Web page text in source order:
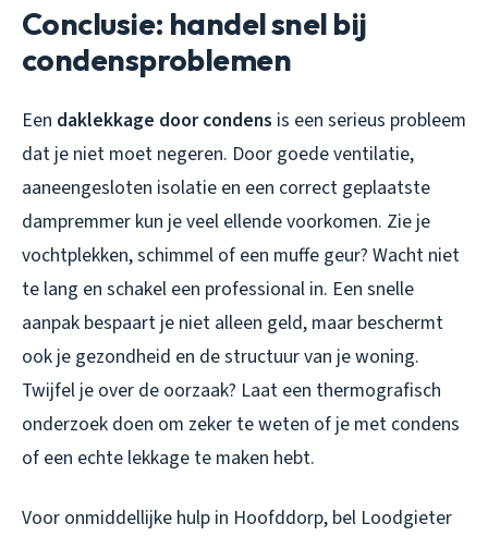
Conclusie: handel snel bij
condensproblemen
Een daklekkage door condens is een serieus probleem
dat je niet moet negeren. Door goede ventilatie,
aaneengesloten isolatie en een correct geplaatste
dampremmer kun je veel ellende voorkomen. Zie je
vochtplekken, schimmel of een muffe geur? Wacht niet
te lang en schakel een professional in. Een snelle
aanpak bespaart je niet alleen geld, maar beschermt
ook je gezondheid en de structuur van je woning.
Twijfel je over de oorzaak? Laat een thermografisch
onderzoek doen om zeker te weten of je met condens
of een echte lekkage te maken hebt.
Voor onmiddellijke hulp in Hoofddorp, bel Loodgieter